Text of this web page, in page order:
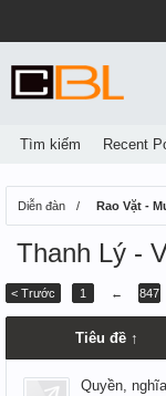
Diễn đàn Rao Vặt -
Thanh Lý -
< Trước 1 ← 847
Tiêu đề ↑
Quyền,
Tìm kiếm Recent